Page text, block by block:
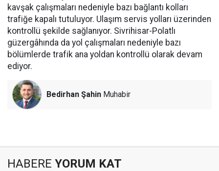
kavşak çalışmaları nedeniyle bazı bağlantı kolları
trafiğe kapalı tutuluyor. Ulaşım servis yolları üzerinden
kontrollü şekilde sağlanıyor. Sivrihisar-Polatlı
güzergâhında da yol çalışmaları nedeniyle bazı
bölümlerde trafik ana yoldan kontrollü olarak devam
ediyor.
Bedirhan Şahin Muhabir
HABERE YORUM KAT